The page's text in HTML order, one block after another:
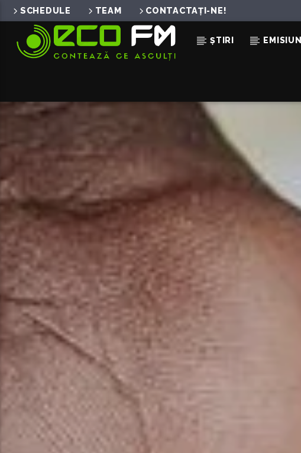
SCHEDULE TEAM CONTACTAȚI-NE!
ȘTIRI EMISIUNI
SERVICIUL DE PUBLICITATE:
069155998